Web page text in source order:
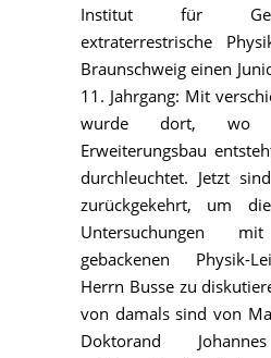
Institut für
extraterrestrische
Braunschweig einen
11. Jahrgang: Mit
wurde dort, wo
Erweiterungsbau
durchleuchtet. Jetzt
zurückgekehrt, um
Untersuchungen
gebackenen Physik-
Herrn Busse zu
von damals sind von
Doktorand